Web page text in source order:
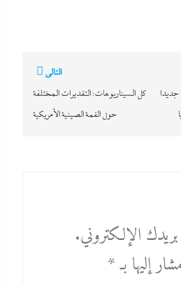
جديدا
التالي
كل السيناريوهات: التقديرات المختلفة
حول القمة الصينية الأمريكية
الإلكتروني.
إليها بـ*